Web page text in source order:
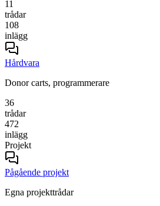
11
trådar
108
inlägg
Hårdvara
Donor carts, programmerare
36
trådar
472
inlägg
Projekt
Pågående projekt
Egna projekttrådar